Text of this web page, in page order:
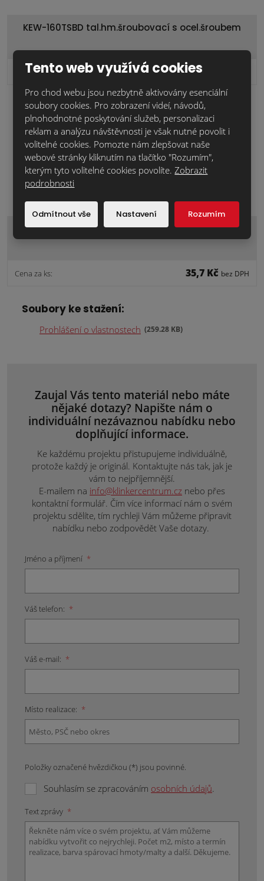
KEW-160TSBD tal.hm.šroubovací s ocel.šroubem
Cena za ks: 17,6 Kč
KEW-240TSBD tal.hm.šroubovací s ocel.šroubem
Cena za ks: 35,7 Kč bez DPH
skladem
Soubory ke stažení:
Prohlášení o vlastnostech 259.28 KB
Zaujal Vás tento materiál nebo máte
nějaké dotazy? Napište nám o
individuální nezávaznou nabídku nebo
doplňující informace.
Ke každému projektu přistupujeme individuálně,
protože každý je originál. Kontaktujte nás tak, jak je
vám to nejpříjemnější.
E-mailem na info@klinkercentrum.cz nebo přes
kontaktní formulář. Čím více informací nám o svém
projektu sdělíte, tím rychleji Vám můžeme připravit
nabídku nebo zodpovědět Vaše dotazy.
Jméno a příjmení *
Váš telefon: *
Váš e-mail: *
Místo realizace: *
Položky označené hvězdičkou (*) jsou povinné.
Souhlasím se zpracováním osobních údajů.
Text zprávy *
Tento web využívá cookies
Pro chod webu jsou nezbytně aktivovány esenciální
soubory cookies. Pro zobrazení videí, návodů,
plnohodnotné poskytování služeb, personalizaci
reklam a analýzu návštěvnosti je však nutné povolit i
volitelné cookies. Pomozte nám zlepšovat naše
webové stránky kliknutím na tlačítko "Rozumím",
kterým tyto volitelné cookies povolíte. Zobrazit
podrobnosti
Odmítnout vše Nastavení Rozumím